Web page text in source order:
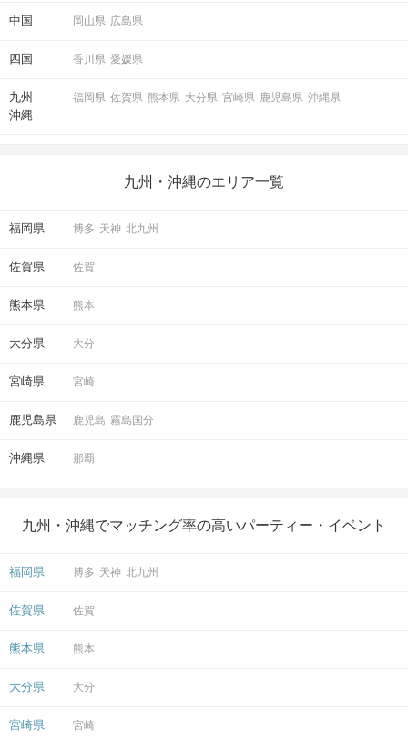
中国 岡山県 広島県
四国 香川県 愛媛県
九州
沖縄
福岡県 佐賀県 熊本県 大分県 宮崎県 鹿児島県 沖縄県
九州・沖縄のエリア一覧
福岡県 博多 天神 北九州
佐賀県 佐賀
熊本県 熊本
大分県 大分
宮崎県 宮崎
鹿児島県 鹿児島 霧島国分
沖縄県 那覇
九州・沖縄でマッチング率の高いパーティー・イベント
福岡県 博多 天神 北九州
佐賀県 佐賀
熊本県 熊本
大分県 大分
宮崎県 宮崎